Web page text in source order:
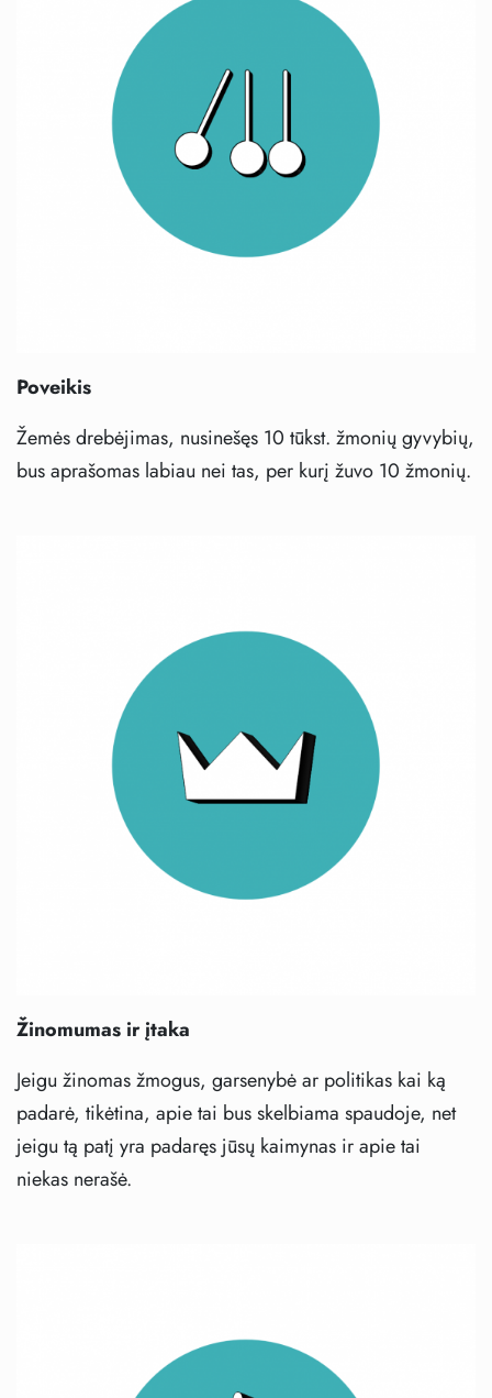
Poveikis
Žemės drebėjimas, nusinešęs 10 tūkst. žmonių gyvybių,
bus aprašomas labiau nei tas, per kurį žuvo 10 žmonių.
Žinomumas ir įtaka
Jeigu žinomas žmogus, garsenybė ar politikas kai ką
padarė, tikėtina, apie tai bus skelbiama spaudoje, net
jeigu tą patį yra padaręs jūsų kaimynas ir apie tai
niekas nerašė.